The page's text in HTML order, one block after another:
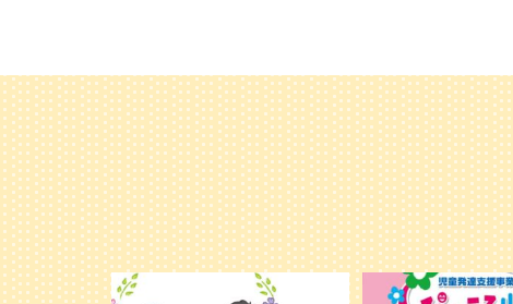
利用者様やご家族の皆さまに、親しみや
＼ 2026年6月1日